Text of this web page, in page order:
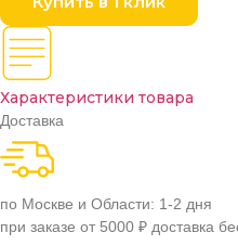
Характеристики товара
Доставка
по Москве и Области: 1-2 дня
при заказе от 5000 ₽ доставка